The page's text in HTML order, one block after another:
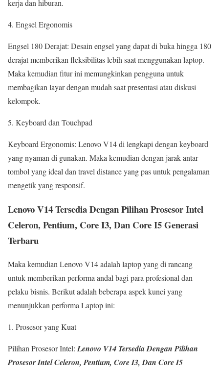
kerja dan hiburan.
4. Engsel Ergonomis
Engsel 180 Derajat: Desain engsel yang dapat di buka hingga 180
derajat memberikan fleksibilitas lebih saat menggunakan laptop.
Maka kemudian fitur ini memungkinkan pengguna untuk
membagikan layar dengan mudah saat presentasi atau diskusi
kelompok.
5. Keyboard dan Touchpad
Keyboard Ergonomis: Lenovo V14 di lengkapi dengan keyboard
yang nyaman di gunakan. Maka kemudian dengan jarak antar
tombol yang ideal dan travel distance yang pas untuk pengalaman
mengetik yang responsif.
Lenovo V14 Tersedia Dengan Pilihan Prosesor Intel
Celeron, Pentium, Core I3, Dan Core I5 Generasi
Terbaru
Maka kemudian Lenovo V14 adalah laptop yang di rancang
untuk memberikan performa andal bagi para profesional dan
pelaku bisnis. Berikut adalah beberapa aspek kunci yang
menunjukkan performa Laptop ini:
1. Prosesor yang Kuat
Pilihan Prosesor Intel:Lenovo V14 Tersedia Dengan Pilihan
Prosesor Intel Celeron, Pentium, Core I3, Dan Core I5